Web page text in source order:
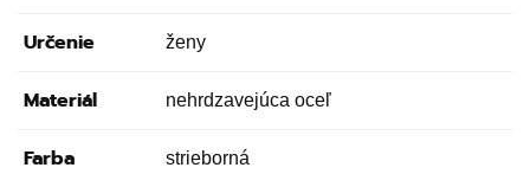
Určenie ženy
Materiál nehrdzavejúca oceľ
Farba strieborná